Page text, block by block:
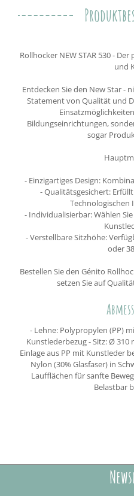
Rollhocker NEW STAR 530 -
und
Entdecken Sie den New Star -
Statement von Qualität und
Bildungseinrichtungen,
sogar
- Einzigartiges Design:
- Qualitätsgesichert:
Technologischen
- Individualisierbar: Wählen
- Verstellbare Sitzhöhe:
oder
Bestellen Sie den Génito
setzen Sie auf
- Lehne: Polypropylen (PP)
Kunstlederbezug - Sitz: Ø 310
Einlage aus PP mit Kunstleder
Nylon (30% Glasfaser) in
Laufflächen für sanfte
Belastbar